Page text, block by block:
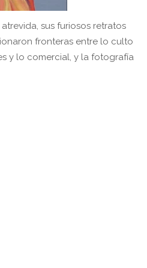
sus furiosos retratos
fronteras entre lo culto
y lo comercial, y la fotografía